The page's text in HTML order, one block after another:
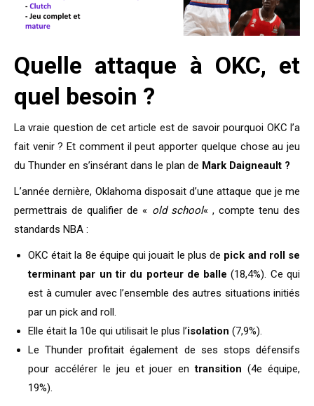
Quelle attaque à OKC, et
quel besoin ?
La vraie question de cet article est de savoir pourquoi OKC l’a
fait venir ? Et comment il peut apporter quelque chose au jeu
du Thunder en s’insérant dans le plan de Mark Daigneault ?
L’année dernière, Oklahoma disposait d’une attaque que je me
permettrais de qualifier de « old school« , compte tenu des
standards NBA :
OKC était la 8e équipe qui jouait le plus de pick and roll se
terminant par un tir du porteur de balle (18,4%). Ce qui
est à cumuler avec l’ensemble des autres situations initiés
par un pick and roll.
Elle était la 10e qui utilisait le plus l’isolation (7,9%).
Le Thunder profitait également de ses stops défensifs
pour accélérer le jeu et jouer en transition (4e équipe,
19%).